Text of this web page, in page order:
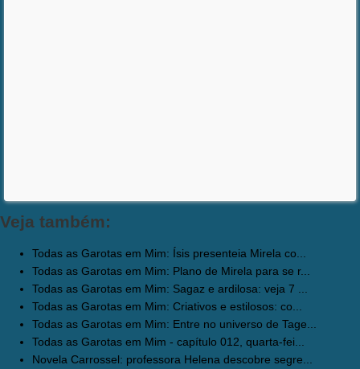
Veja também:
Todas as Garotas em Mim: Ísis presenteia Mirela co...
Todas as Garotas em Mim: Plano de Mirela para se r...
Todas as Garotas em Mim: Sagaz e ardilosa: veja 7 ...
Todas as Garotas em Mim: Criativos e estilosos: co...
Todas as Garotas em Mim: Entre no universo de Tage...
Todas as Garotas em Mim - capítulo 012, quarta-fei...
Novela Carrossel: professora Helena descobre segre...